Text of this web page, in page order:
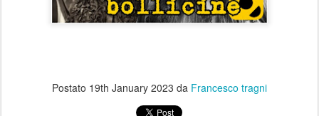
Postato 19th January 2023 da Francesco tragni